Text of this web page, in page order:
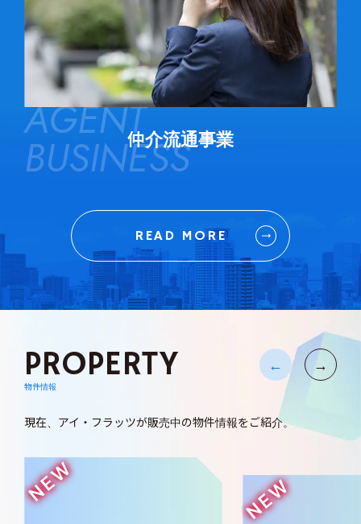
AGENT
BUSINESS
仲介流通事業
READ MORE
PROPERTY
物件情報
現在、アイ・フラッツが販売中の物件情報をご紹介。
NEW NEW